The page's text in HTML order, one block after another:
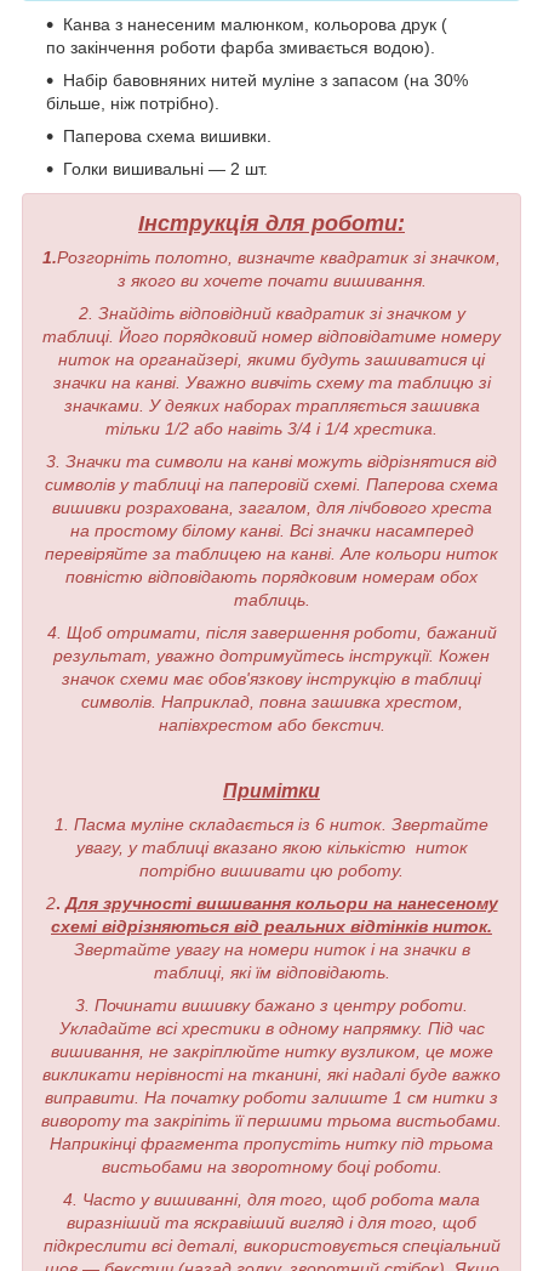
Канва з нанесеним малюнком, кольорова друк (
по закінчення роботи фарба змивається водою).
Набір бавовняних нитей муліне з запасом (на 30%
більше, ніж потрібно).
Паперова схема вишивки.
Голки вишивальні — 2 шт.
Інструкція для роботи:
1.Розгорніть полотно, визначте квадратик зі значком,
з якого ви хочете почати вишивання.
2. Знайдіть відповідний квадратик зі значком у
таблиці. Його порядковий номер відповідатиме номеру
ниток на органайзері, якими будуть зашиватися ці
значки на канві. Уважно вивчіть схему та таблицю зі
значками. У деяких наборах трапляється зашивка
тільки 1/2 або навіть 3/4 і 1/4 хрестика.
3. Значки та символи на канві можуть відрізнятися від
символів у таблиці на паперовій схемі. Паперова схема
вишивки розрахована, загалом, для лічбового хреста
на простому білому канві. Всі значки насамперед
перевіряйте за таблицею на канві. Але кольори ниток
повністю відповідають порядковим номерам обох
таблиць.
4. Щоб отримати, після завершення роботи, бажаний
результат, уважно дотримуйтесь інструкції. Кожен
значок схеми має обов'язкову інструкцію в таблиці
символів. Наприклад, повна зашивка хрестом,
напівхрестом або бекстич.
Примітки
1. Пасма муліне складається із 6 ниток. Звертайте
увагу, у таблиці вказано якою кількістю ниток
потрібно вишивати цю роботу.
2. Для зручності вишивання кольори на нанесеному
схемі відрізняються від реальних відтінків ниток.
Звертайте увагу на номери ниток і на значки в
таблиці, які їм відповідають.
3. Починати вишивку бажано з центру роботи.
Укладайте всі хрестики в одному напрямку. Під час
вишивання, не закріплюйте нитку вузликом, це може
викликати нерівності на тканині, які надалі буде важко
виправити. На початку роботи залиште 1 см нитки з
вивороту та закріпіть її першими трьома вистьобами.
Наприкінці фрагмента пропустіть нитку під трьома
вистьобами на зворотному боці роботи.
4. Часто у вишиванні, для того, щоб робота мала
виразніший та яскравіший вигляд і для того, щоб
підкреслити всі деталі, використовується спеціальний